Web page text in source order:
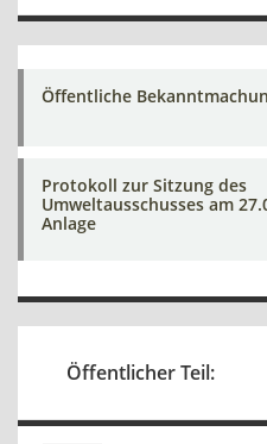
Öffentliche
Protokoll zur Sitzung des
Umweltausschusses am
Anlage
Öffentlicher Teil: